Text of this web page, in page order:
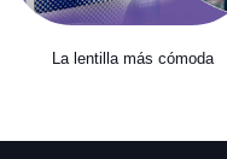
La lentilla más cómoda